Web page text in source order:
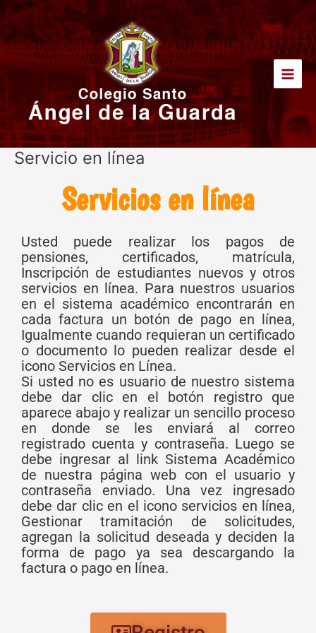
al
contenido
Main
Servicio en línea
Servicios en línea
Usted puede realizar los pagos de
pensiones, certificados, matrícula,
Inscripción de estudiantes nuevos y otros
servicios en línea. Para nuestros usuarios
en el sistema académico encontrarán en
cada factura un botón de pago en línea,
Igualmente cuando requieran un certificado
o documento lo pueden realizar desde el
icono Servicios en Línea.
Si usted no es usuario de nuestro sistema
debe dar clic en el botón registro que
aparece abajo y realizar un sencillo proceso
en donde se les enviará al correo
registrado cuenta y contraseña. Luego se
debe ingresar al link Sistema Académico
de nuestra página web con el usuario y
contraseña enviado. Una vez ingresado
debe dar clic en el icono servicios en línea,
Gestionar tramitación de solicitudes,
agregan la solicitud deseada y deciden la
forma de pago ya sea descargando la
factura o pago en línea.